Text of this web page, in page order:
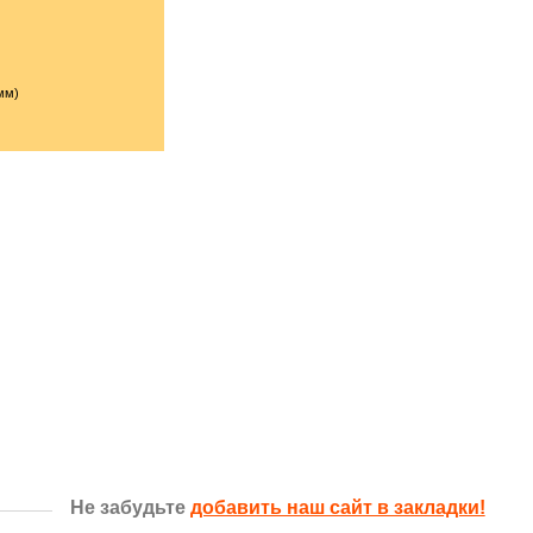
Не забудьте добавить наш сайт в закладки!